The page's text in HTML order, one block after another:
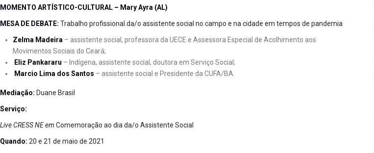
MOMENTO ARTÍSTICO-CULTURAL – Mary Ayra (AL)
MESA DE DEBATE: Trabalho profissional da/o assistente social no campo e na cidade em tempos de pandemia
Zelma Madeira – assistente social, professora da UECE e Assessora Especial de Acolhimento aos
Movimentos Sociais do Ceará;
Eliz Pankararu – Indígena, assistente social, doutora em Serviço Social;
Marcio Lima dos Santos – assistente social e Presidente da CUFA/BA.
Mediação: Duane Brasil
Serviço:
Live CRESS NE em Comemoração ao dia da/o Assistente Social
Quando: 20 e 21 de maio de 2021